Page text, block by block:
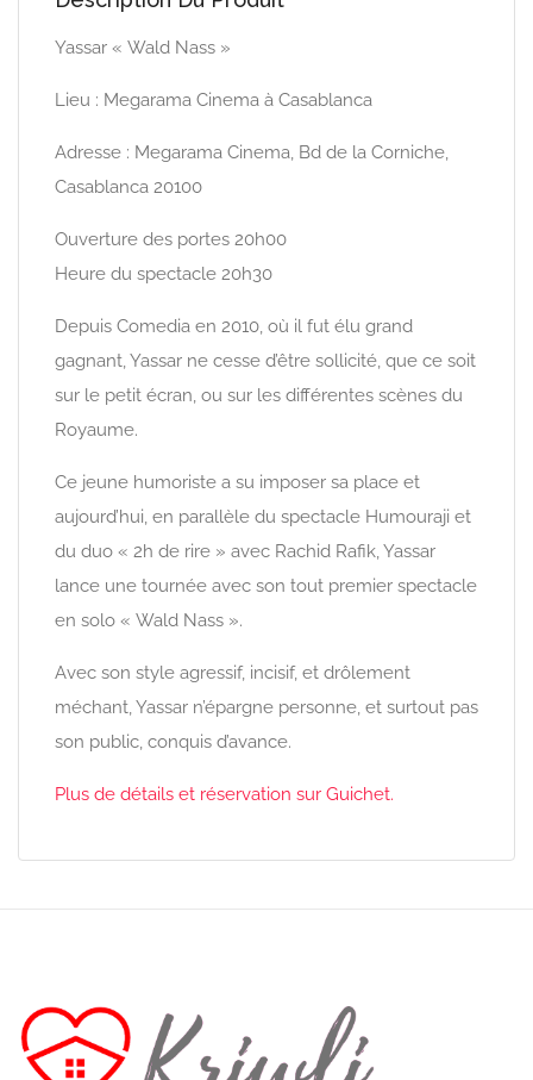
Yassar « Wald Nass »
Lieu : Megarama Cinema à Casablanca
Adresse : Megarama Cinema, Bd de la Corniche,
Casablanca 20100
Ouverture des portes 20h00
Heure du spectacle 20h30
Depuis Comedia en 2010, où il fut élu grand
gagnant, Yassar ne cesse d’être sollicité, que ce soit
sur le petit écran, ou sur les différentes scènes du
Royaume.
Ce jeune humoriste a su imposer sa place et
aujourd’hui, en parallèle du spectacle Humouraji et
du duo « 2h de rire » avec Rachid Rafik, Yassar
lance une tournée avec son tout premier spectacle
en solo « Wald Nass ».
Avec son style agressif, incisif, et drôlement
méchant, Yassar n’épargne personne, et surtout pas
son public, conquis d’avance.
Plus de détails et réservation sur Guichet.